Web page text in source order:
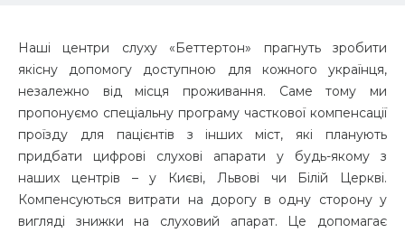
Наші центри слуху «Беттертон» прагнуть зробити
якісну допомогу доступною для кожного українця,
незалежно від місця проживання. Саме тому ми
пропонуємо спеціальну програму часткової компенсації
проїзду для пацієнтів з інших міст, які планують
придбати цифрові слухові апарати у будь-якому з
наших центрів – у Києві, Львові чи Білій Церкві.
Компенсуються витрати на дорогу в одну сторону у
вигляді знижки на слуховий апарат. Це допомагає